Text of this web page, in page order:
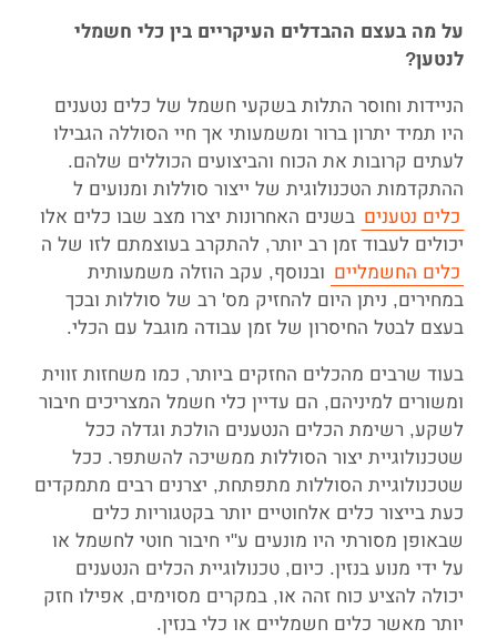
על מה בעצם ההבדלים העיקריים בין כלי חשמלי
לנטען?
הניידות וחוסר התלות בשקעי חשמל של כלים נטענים
היו תמיד יתרון ברור ומשמעותי אך חיי הסוללה הגבילו
לעתים קרובות את הכוח והביצועים הכוללים שלהם.
ההתקדמות הטכנולוגית של ייצור סוללות ומנועים ל
כלים נטענים בשנים האחרונות יצרו מצב שבו כלים אלו
יכולים לעבוד זמן רב יותר, להתקרב בעוצמתם לזו של ה
כלים החשמליים ובנוסף, עקב הוזלה משמעותית
במחירים, ניתן היום להחזיק מס' רב של סוללות ובכך
בעצם לבטל החיסרון של זמן עבודה מוגבל עם הכלי.
בעוד שרבים מהכלים החזקים ביותר, כמו משחזות זווית
ומשורים למיניהם, הם עדיין כלי חשמל המצריכים חיבור
לשקע, רשימת הכלים הנטענים הולכת וגדלה ככל
שטכנולוגיית יצור הסוללות ממשיכה להשתפר. ככל
שטכנולוגיית הסוללות מתפתחת, יצרנים רבים מתמקדים
כעת בייצור כלים אלחוטיים יותר בקטגוריות כלים
שבאופן מסורתי היו מונעים ע"י חיבור חוטי לחשמל או
על ידי מנוע בנזין. כיום, טכנולוגיית הכלים הנטענים
יכולה להציע כוח זהה או, במקרים מסוימים, אפילו חזק
יותר מאשר כלים חשמליים או כלי בנזין.